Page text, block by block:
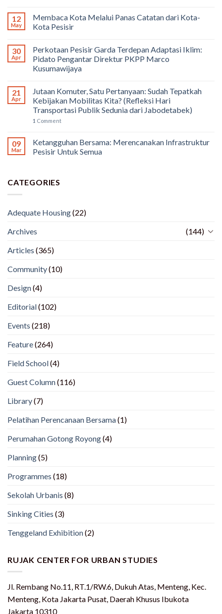
12
May
Membaca Kota Melalui Panas Catatan dari Kota-
Kota Pesisir
30
Apr
Perkotaan Pesisir Garda Terdepan Adaptasi Iklim:
Pidato Pengantar Direktur PKPP Marco
Kusumawijaya
21
Apr
Jutaan Komuter, Satu Pertanyaan: Sudah Tepatkah
Kebijakan Mobilitas Kita? (Refleksi Hari
Transportasi Publik Sedunia dari Jabodetabek)
1 Comment
09
Mar
Ketangguhan Bersama: Merencanakan Infrastruktur
Pesisir Untuk Semua
CATEGORIES
Adequate Housing(22)
Archives
(144)
Articles (365)
Community(10)
Design(4)
Editorial(102)
Events (218)
Feature(264)
Field School(4)
Guest Column(116)
Library(7)
Pelatihan Perencanaan Bersama(1)
Perumahan Gotong Royong(4)
Planning(5)
Programmes (18)
Sekolah Urbanis (8)
Sinking Cities (3)
Tenggeland Exhibition(2)
RUJAK CENTER FOR URBAN STUDIES
Jl. Rembang No.11, RT.1/RW.6, Dukuh Atas, Menteng, Kec.
Menteng, Kota Jakarta Pusat, Daerah Khusus Ibukota
Jakarta 10310